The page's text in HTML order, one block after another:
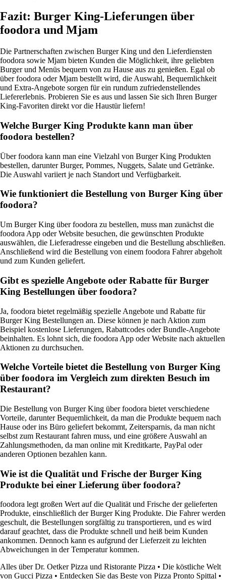
Fazit: Burger King-Lieferungen über
foodora und Mjam
Die Partnerschaften zwischen Burger King und den Lieferdiensten
foodora sowie Mjam bieten Kunden die Möglichkeit, ihre geliebten
Burger und Menüs bequem von zu Hause aus zu genießen. Egal ob
über foodora oder Mjam bestellt wird, die Auswahl, Bequemlichkeit
und Extra-Angebote sorgen für ein rundum zufriedenstellendes
Liefererlebnis. Probieren Sie es aus und lassen Sie sich Ihren Burger
King-Favoriten direkt vor die Haustür liefern!
Welche Burger King Produkte kann man über
foodora bestellen?
Über foodora kann man eine Vielzahl von Burger King Produkten
bestellen, darunter Burger, Pommes, Nuggets, Salate und Getränke.
Die Auswahl variiert je nach Standort und Verfügbarkeit.
Wie funktioniert die Bestellung von Burger King über
foodora?
Um Burger King über foodora zu bestellen, muss man zunächst die
foodora App oder Website besuchen, die gewünschten Produkte
auswählen, die Lieferadresse eingeben und die Bestellung abschließen.
Anschließend wird die Bestellung von einem foodora Fahrer abgeholt
und zum Kunden geliefert.
Gibt es spezielle Angebote oder Rabatte für Burger
King Bestellungen über foodora?
Ja, foodora bietet regelmäßig spezielle Angebote und Rabatte für
Burger King Bestellungen an. Diese können je nach Aktion zum
Beispiel kostenlose Lieferungen, Rabattcodes oder Bundle-Angebote
beinhalten. Es lohnt sich, die foodora App oder Website nach aktuellen
Aktionen zu durchsuchen.
Welche Vorteile bietet die Bestellung von Burger King
über foodora im Vergleich zum direkten Besuch im
Restaurant?
Die Bestellung von Burger King über foodora bietet verschiedene
Vorteile, darunter Bequemlichkeit, da man die Produkte bequem nach
Hause oder ins Büro geliefert bekommt, Zeitersparnis, da man nicht
selbst zum Restaurant fahren muss, und eine größere Auswahl an
Zahlungsmethoden, da man online mit Kreditkarte, PayPal oder
anderen Optionen bezahlen kann.
Wie ist die Qualität und Frische der Burger King
Produkte bei einer Lieferung über foodora?
foodora legt großen Wert auf die Qualität und Frische der gelieferten
Produkte, einschließlich der Burger King Produkte. Die Fahrer werden
geschult, die Bestellungen sorgfältig zu transportieren, und es wird
darauf geachtet, dass die Produkte schnell und heiß beim Kunden
ankommen. Dennoch kann es aufgrund der Lieferzeit zu leichten
Abweichungen in der Temperatur kommen.
Alles über Dr. Oetker Pizza und Ristorante Pizza • Die köstliche Welt
von Gucci Pizza • Entdecken Sie das Beste von Pizza Pronto Spittal •